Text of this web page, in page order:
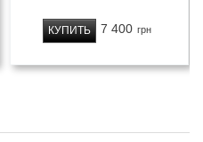
7 400 грн
КУПИТЬ